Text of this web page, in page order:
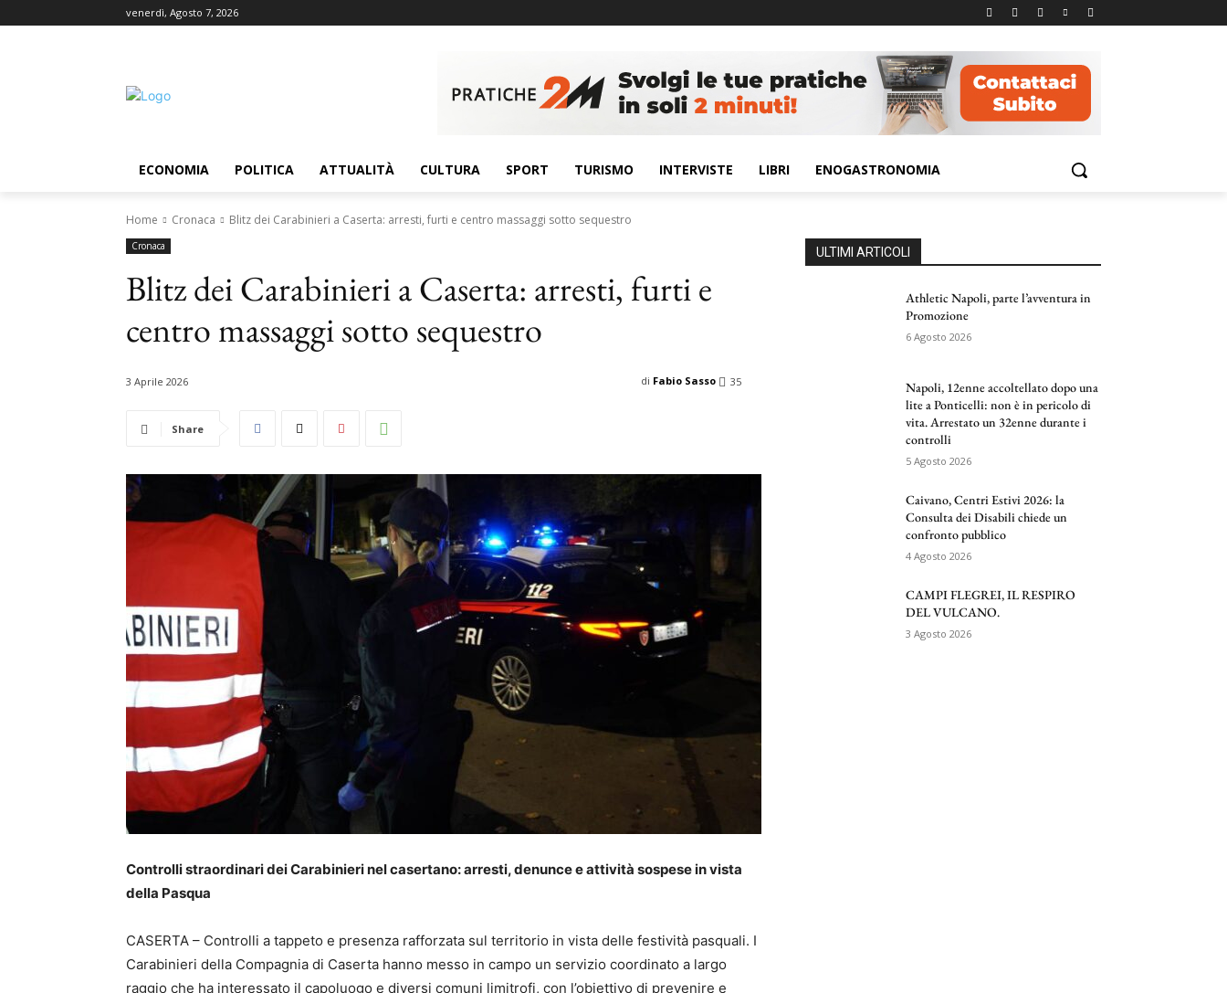
venerdì, Agosto 7, 2026
ECONOMIA POLITICA ATTUALITÀ CULTURA SPORT TURISMO INTERVISTE LIBRI ENOGASTRONOMIA
Home Cronaca Blitz dei Carabinieri a Caserta: arresti, furti e centro massaggi sotto sequestro
Cronaca
Blitz dei Carabinieri a Caserta: arresti, furti e
centro massaggi sotto sequestro
3 Aprile 2026 35
di Fabio Sasso
Share
Controlli straordinari dei Carabinieri nel casertano: arresti, denunce e attività sospese in vista
della Pasqua
CASERTA – Controlli a tappeto e presenza rafforzata sul territorio in vista delle festività pasquali. I
Carabinieri della Compagnia di Caserta hanno messo in campo un servizio coordinato a largo
raggio che ha interessato il capoluogo e diversi comuni limitrofi, con l’obiettivo di prevenire e
ULTIMI ARTICOLI
Athletic Napoli, parte l’avventura in
Promozione
6 Agosto 2026
Napoli, 12enne accoltellato dopo una
lite a Ponticelli: non è in pericolo di
vita. Arrestato un 32enne durante i
controlli
5 Agosto 2026
Caivano, Centri Estivi 2026: la
Consulta dei Disabili chiede un
confronto pubblico
4 Agosto 2026
CAMPI FLEGREI, IL RESPIRO
DEL VULCANO.
3 Agosto 2026